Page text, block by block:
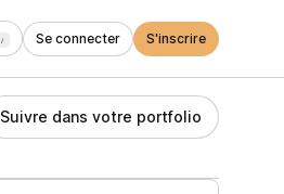
/ Se connecter S'inscrire
Suivre dans votre portfolio